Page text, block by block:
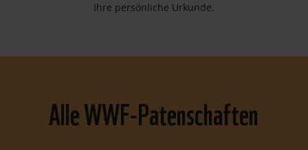
Ihre persönliche Urkunde.
Alle WWF-Patenschaften